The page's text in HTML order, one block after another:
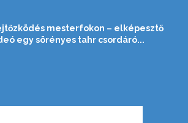
mesterfokon – elképesztő
egy sörényes tahr csordáró...